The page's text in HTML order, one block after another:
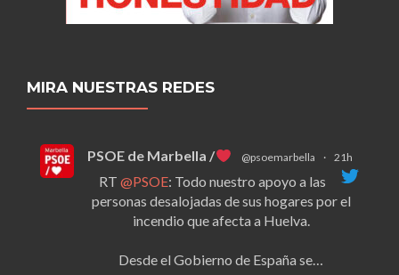
MIRA NUESTRAS REDES
PSOE de Marbella / @psoemarbella · 21h
RT @PSOE: Todo nuestro apoyo a las
personas desalojadas de sus hogares por el
incendio que afecta a Huelva.
Desde el Gobierno de España se…